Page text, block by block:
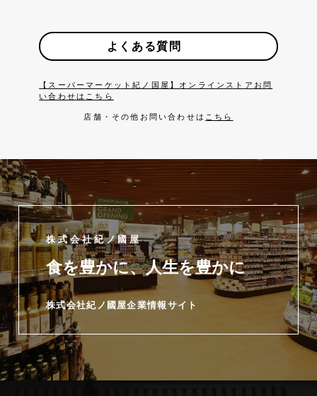
よくある質問
【スーパーマーケット紀ノ国屋】オンラインストアお問
い合わせはこちら
店舗・その他お問い合わせは こちら
株式会社紀ノ國屋
食を豊かに、人生を豊かに
株式会社紀ノ國屋企業情報サイト